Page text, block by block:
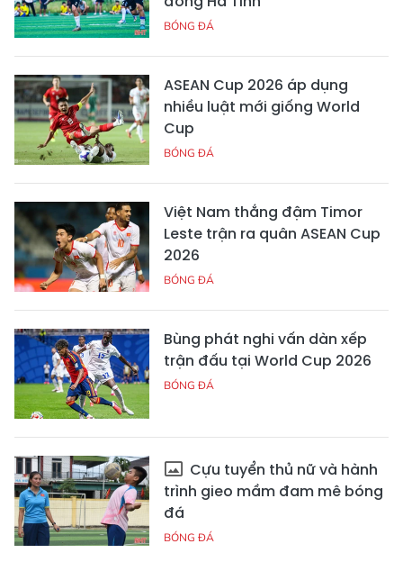
BÓNG ĐÁ
ASEAN Cup 2026 áp dụng
nhiều luật mới giống World
Cup
BÓNG ĐÁ
Việt Nam thắng đậm Timor
Leste trận ra quân ASEAN Cup
2026
BÓNG ĐÁ
Bùng phát nghi vấn dàn xếp
trận đấu tại World Cup 2026
BÓNG ĐÁ
Cựu tuyển thủ nữ và hành
trình gieo mầm đam mê bóng
đá
BÓNG ĐÁ